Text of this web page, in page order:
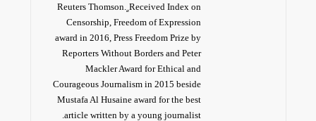
Reuters Thomson. ٍReceived Index on
Censorship, Freedom of Expression
award in 2016, Press Freedom Prize by
Reporters Without Borders and Peter
Mackler Award for Ethical and
Courageous Journalism in 2015 beside
Mustafa Al Husaine award for the best
article written by a young journalist.